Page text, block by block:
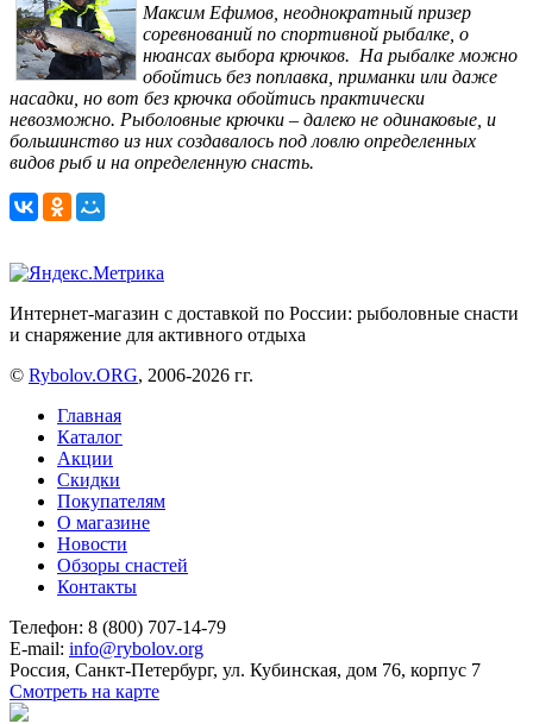
Максим Ефимов, неоднократный призер
соревнований по спортивной рыбалке, о
нюансах выбора крючков. На рыбалке можно
обойтись без поплавка, приманки или даже
насадки, но вот без крючка обойтись практически
невозможно. Рыболовные крючки – далеко не одинаковые, и
большинство из них создавалось под ловлю определенных
видов рыб и на определенную снасть.
Интернет-магазин с доставкой по России: рыболовные снасти
и снаряжение для активного отдыха
© Rybolov.ORG, 2006-2026 гг.
Главная
Каталог
Акции
Скидки
Покупателям
О магазине
Новости
Обзоры снастей
Контакты
Телефон: 8 (800) 707-14-79
E-mail: info@rybolov.org
Россия, Санкт-Петербург, ул. Кубинская, дом 76, корпус 7
Смотреть на карте